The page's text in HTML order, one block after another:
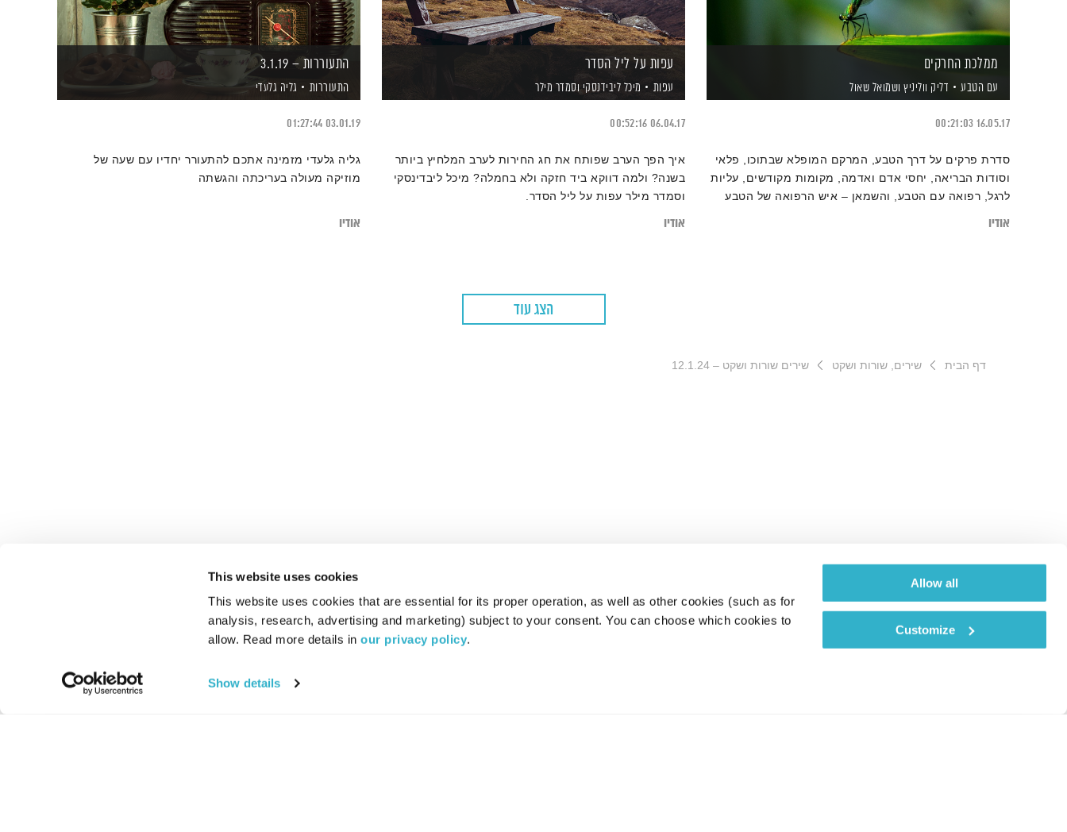
This website uses cookies
This website uses cookies that are essential for its proper operation, as well as other cookies (such as for
analysis, research, advertising and marketing) subject to your consent. You can choose which cookies to
allow. Read more details in our privacy policy.
Show details
Allow all
Customize
ממלכת החרקים
עם הטבע דליק ווליניץ ושמואל שאול
16.05.17
00:21:03
סדרת פרקים על דרך הטבע, המרקם המופלא שבתוכו, פלאי
וסודות הבריאה, יחסי אדם ואדמה, מקומות מקודשים, עליות
לרגל, רפואה עם הטבע, והשמאן – איש הרפואה של הטבע
אודיו
עפות על ליל הסדר
עפות מיכל ליבידנסקיוסמדר מילר
06.04.17
00:52:16
איך הפך הערב שפותח את חג החירות לערב המלחיץ ביותר
בשנה? ולמה דווקא ביד חזקה ולא בחמלה? מיכל ליבדינסקי
וסמדר מילר עפות על ליל הסדר.
אודיו
התעוררות – 3.1.19
התעוררות גליה גלעדי
03.01.19
01:27:44
גליה גלעדי מזמינה אתכם להתעורר יחדיו עם שעה של
מוזיקה מעולה בעריכתה והגשתה
אודיו
הצג עוד
דף הבית שירים, שורות ושקט שירים שורות ושקט – 12.1.24